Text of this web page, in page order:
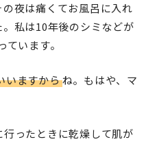
夜は痛くてお風呂に入れ
私は10年後のシミなどが
います。
いますからね。もはや、マ
ったときに乾燥して肌が